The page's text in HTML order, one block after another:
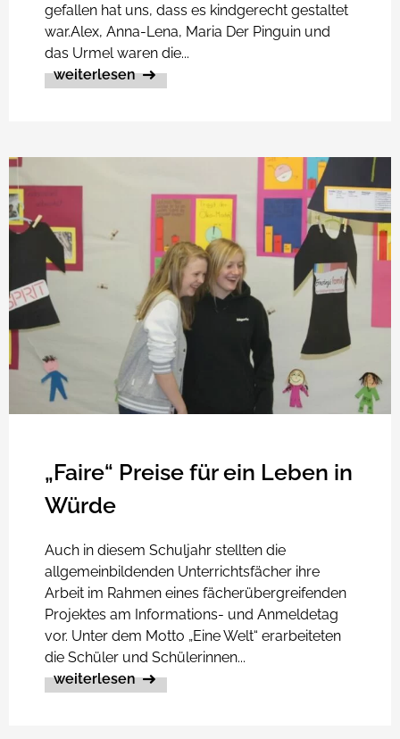
gefallen hat uns, dass es kindgerecht gestaltet
war.Alex, Anna-Lena, Maria Der Pinguin und
das Urmel waren die...
weiterlesen
„Faire“ Preise für ein Leben in
Würde
Auch in diesem Schuljahr stellten die
allgemeinbildenden Unterrichtsfächer ihre
Arbeit im Rahmen eines fächerübergreifenden
Projektes am Informations- und Anmeldetag
vor. Unter dem Motto „Eine Welt“ erarbeiteten
die Schüler und Schülerinnen...
weiterlesen